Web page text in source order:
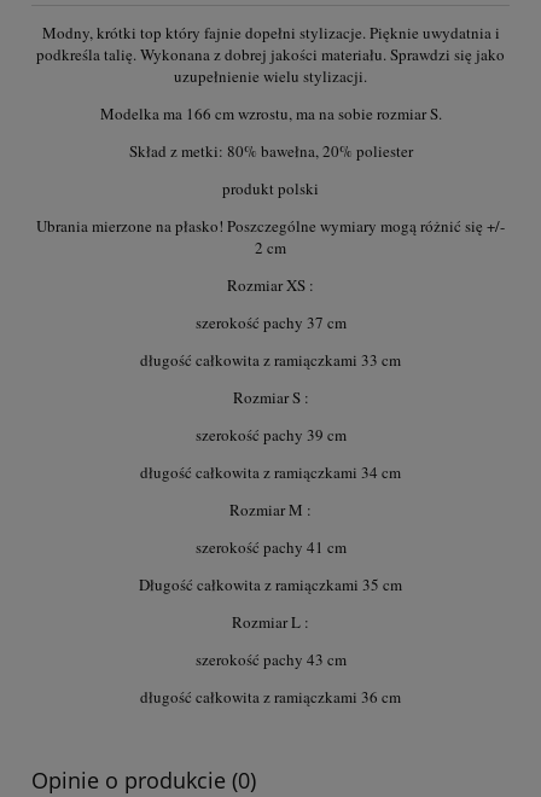
Modny, krótki top który fajnie dopełni stylizacje. Pięknie uwydatnia i
podkreśla talię. Wykonana z dobrej jakości materiału. Sprawdzi się jako
uzupełnienie wielu stylizacji.
Modelka ma 166 cm wzrostu, ma na sobie rozmiar S.
Skład z metki: 80% bawełna, 20% poliester
produkt polski
Ubrania mierzone na płasko! Poszczególne wymiary mogą różnić się +/-
2 cm
Rozmiar XS :
szerokość pachy 37 cm
długość całkowita z ramiączkami 33 cm
Rozmiar S :
szerokość pachy 39 cm
długość całkowita z ramiączkami 34 cm
Rozmiar M :
szerokość pachy 41 cm
Długość całkowita z ramiączkami 35 cm
Rozmiar L :
szerokość pachy 43 cm
długość całkowita z ramiączkami 36 cm
Opinie o produkcie (0)